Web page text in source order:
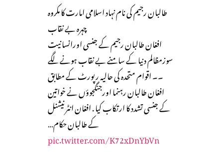
طالبان رجیم کی نام نہاد اسلامی امارت کا مکروہ
چہرہ بے نقاب
افغان طالبان رجیم کے جنسی اورانسانیت
سوزمظالم دنیا کے سامنے بے نقاب ہونے لگے
۔۔ اقوام متحدہ کی حالیہ رپورٹ کے مطابق
افغان طالبان رہنما اورجنگجوؤں نے خواتین
کے جنسی تشدد کا ارتکاب کیا . افغان انٹرنیشنل
کے طالبان حکام…
pic.twitter.com/K72xDnYbVn